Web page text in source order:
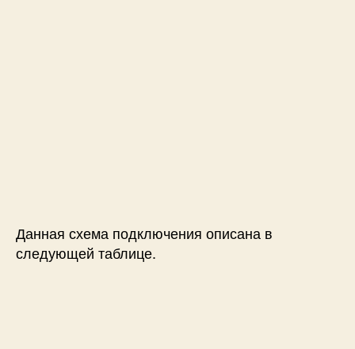
Данная схема подключения описана в
следующей таблице.